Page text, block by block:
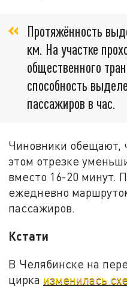
Протяжённость
км. На участке
общественного
способность
пассажиров в час.
Чиновники обещают,
этом отрезке
вместо 16-20 минут.
ежедневно
пассажиров.
Кстати
В Челябинске на
цирка изменилась